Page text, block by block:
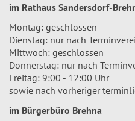
im Rathaus Sandersdorf-
Montag: geschlossen
Dienstag: nur nach
Mittwoch: geschlossen
Donnerstag: nur nach
Freitag: 9:00 - 12:00 Uhr
sowie nach vorheriger
im Bürgerbüro Brehna